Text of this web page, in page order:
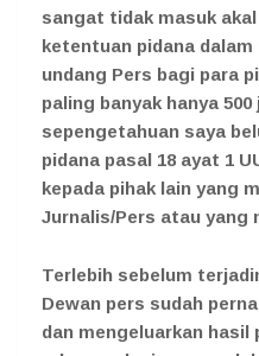
sangat tidak masuk
ketentuan pidana dalam
undang Pers bagi para
paling banyak hanya
sepengetahuan saya
pidana pasal 18 ayat 1
kepada pihak lain yang
Jurnalis/Pers atau yang
Terlebih sebelum
Dewan pers sudah
dan mengeluarkan hasil